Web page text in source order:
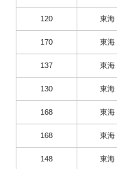
120 東海
170 東海
137 東海
130 東海
168 東海
168 東海
148 東海